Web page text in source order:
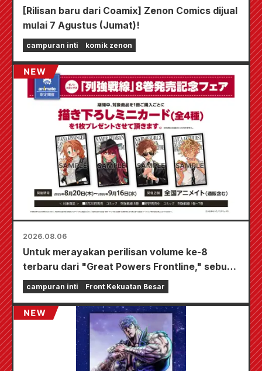
[Rilisan baru dari Coamix] Zenon Comics dijual
mulai 7 Agustus (Jumat)!
campuran inti komik zenon
2026.08.06
Untuk merayakan perilisan volume ke-8
terbaru dari "Great Powers Frontline," sebuah
acara terbatas akan diadakan di toko-toko
Animate di seluruh negeri mulai 20 Agustus, di
mana Anda bisa mendapatkan kartu mini yang
digambar khusus (total 4 jenis)!
campuran inti Front Kekuatan Besar